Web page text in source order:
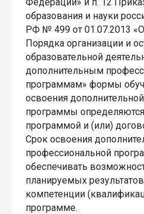
образования и науки
РФ № 499 от 01.07.2013
Порядка организации и
образовательной
дополнительным
программам» формы
освоения
программы
программой и (или)
Срок освоения
профессиональной
обеспечивать
планируемых
компетенции
программе.